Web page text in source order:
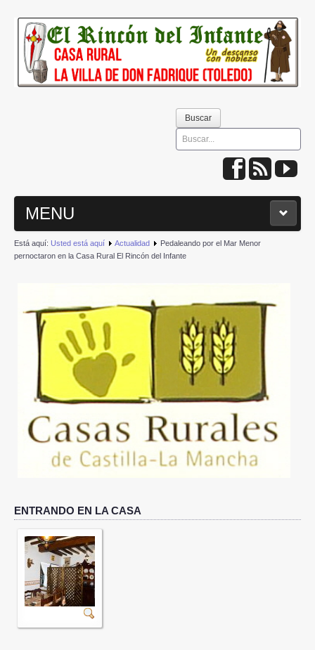
Buscar
Buscar
MENU
INICIO
DÓNDE ESTAMOS
QUÉ VISITAR
IMÁGENES
ACTUALIDAD
RESERVAS
Está aquí: Usted está aquí Actualidad
Pedaleando por el Mar Menor
pernoctaron en la Casa Rural El Rincón del Infante
ENTRANDO EN LA CASA